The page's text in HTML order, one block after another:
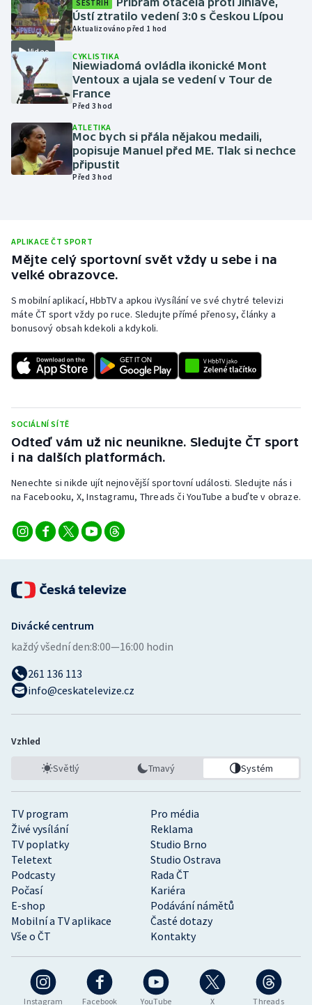
Moderní pětiboj
Motorsport
Olympijské hry
Parasport
Plavání
Rychlobruslení
Short track
Sportovní střelba
Triatlon
Veslování
Vodní slalom
Volejbal
Ostatní
Video
SESTŘIH
Ústí ztratilo vedení 3:0 s Českou Lípou
Aktualizováno před 1 hod
CYKLISTIKA
Niewiadomá ovládla ikonické Mont
Ventoux a ujala se vedení v Tour de
France
Před 3 hod
ATLETIKA
Moc bych si přála nějakou medaili,
popisuje Manuel před ME. Tlak si nechce
připustit
Před 3 hod
APLIKACE ČT SPORT
Mějte celý sportovní svět vždy u sebe i na
velké obrazovce.
S mobilní aplikací, HbbTV a apkou iVysílání ve své chytré televizi
máte ČT sport vždy po ruce. Sledujte přímé přenosy, články a
bonusový obsah kdekoli a kdykoli.
SOCIÁLNÍ SÍTĚ
Odteď vám už nic neunikne. Sledujte ČT sport
i na dalších platformách.
Nenechte si nikde ujít nejnovější sportovní události. Sledujte nás i
na Facebooku, X, Instagramu, Threads či YouTube a buďte v obraze.
Instagram Facebook YouTube X Threads
TV program
Pro média
Živé vysílání
Reklama
TV poplatky
Studio Brno
Teletext
Studio Ostrava
Podcasty
Rada ČT
Počasí
Kariéra
E-shop
Podávání námětů
Mobilní a TV aplikace
Časté dotazy
Vše o ČT
Kontakty
Divácké centrum
každý všední den:8:00—16:00 hodin
261 136 113
info@ceskatelevize.cz
Vzhled
Světlý Tmavý Systém